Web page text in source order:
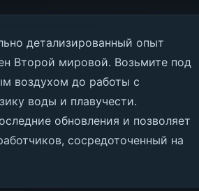
детализированный опыт
Второй мировой. Возьмите под
воздухом до работы с
воды и плавучести.
обновления и позволяет
сосредоточенный на